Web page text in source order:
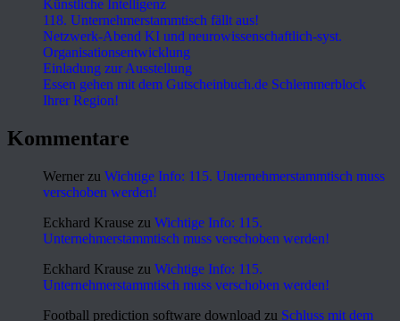
Künstliche Intelligenz
118. Unternehmerstammtisch fällt aus!
Netzwerk-Abend KI und neurowissenschaftlich-syst.
Organisationsentwicklung
Einladung zur Ausstellung
Essen gehen mit dem Gutscheinbuch.de Schlemmerblock
Ihrer Region!
Kommentare
Werner zu Wichtige Info: 115. Unternehmerstammtisch muss
verschoben werden!
Eckhard Krause zu Wichtige Info: 115.
Unternehmerstammtisch muss verschoben werden!
Eckhard Krause zu Wichtige Info: 115.
Unternehmerstammtisch muss verschoben werden!
Football prediction software download zu Schluss mit dem